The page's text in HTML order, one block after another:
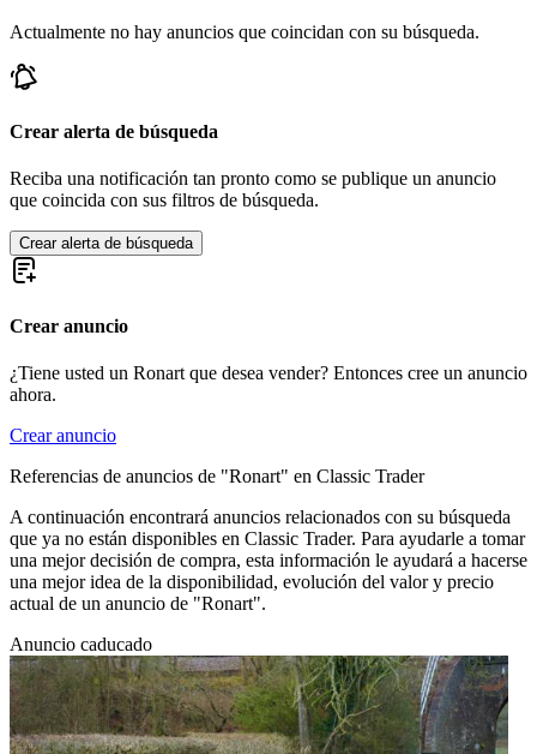
Actualmente no hay anuncios que coincidan con su búsqueda.
Crear alerta de búsqueda
Reciba una notificación tan pronto como se publique un anuncio
que coincida con sus filtros de búsqueda.
Crear alerta de búsqueda
Crear anuncio
¿Tiene usted un Ronart que desea vender? Entonces cree un anuncio
ahora.
Crear anuncio
Referencias de anuncios de "Ronart" en Classic Trader
A continuación encontrará anuncios relacionados con su búsqueda
que ya no están disponibles en Classic Trader. Para ayudarle a tomar
una mejor decisión de compra, esta información le ayudará a hacerse
una mejor idea de la disponibilidad, evolución del valor y precio
actual de un anuncio de "Ronart".
Anuncio caducado